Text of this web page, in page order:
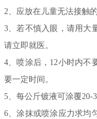
2、 应放在儿童无法接触
3、若不慎入眼，请用大
请立即就医。
4、喷涂后， 12小时内不
要一定时间。
5、 每公斤镀液可涂覆20-
6、涂抹或喷涂应力求均